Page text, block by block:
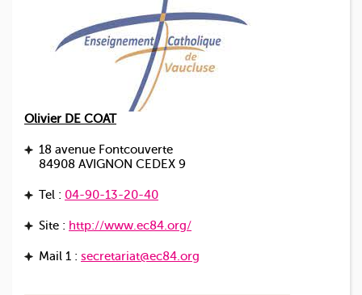
Candidatez à la fonction de tuteur
ACTUALITÉS
Olivier DE COAT
18 avenue Fontcouverte
84908 AVIGNON CEDEX 9
Tel : 04-90-13-20-40
Site : http://www.ec84.org/
Mail 1 : secretariat@ec84.org